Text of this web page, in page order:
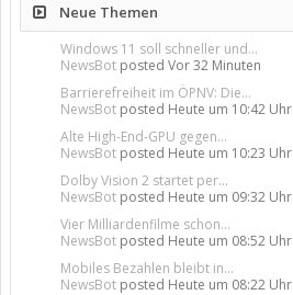
Neue Themen
Windows 11 soll schneller und...
NewsBot posted Vor 32 Minuten
Barrierefreiheit im ÖPNV: Die...
NewsBot posted Heute um 10:42 Uhr
Alte High-End-GPU gegen...
NewsBot posted Heute um 10:23 Uhr
Dolby Vision 2 startet per...
NewsBot posted Heute um 09:32 Uhr
Vier Milliardenfilme schon...
NewsBot posted Heute um 08:52 Uhr
Mobiles Bezahlen bleibt in...
NewsBot posted Heute um 08:22 Uhr